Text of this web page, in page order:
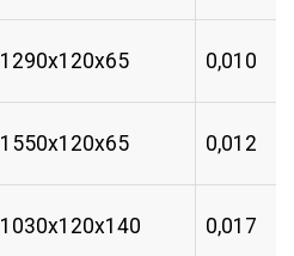
1290х120х65 0,010
1550х120х65 0,012
1030х120х140 0,017